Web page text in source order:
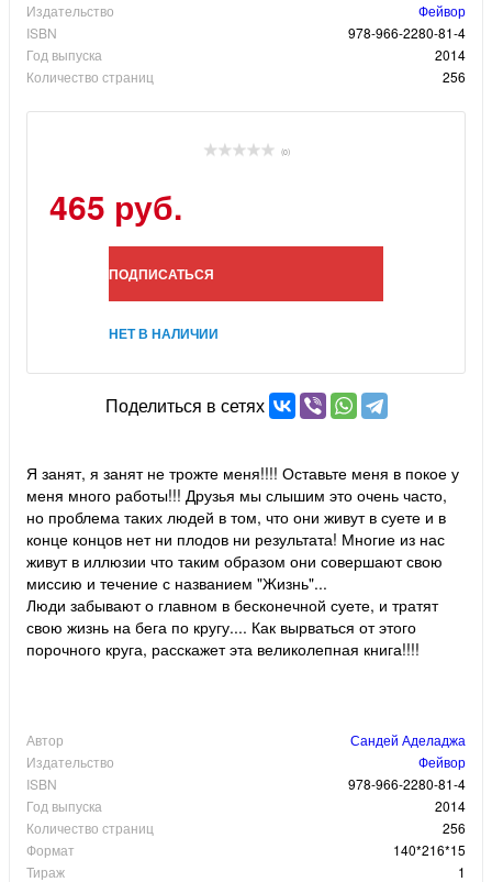
Издательство
Фейвор
ISBN
978-966-2280-81-4
Год выпуска
2014
Количество страниц
256
(0)
465 руб.
ПОДПИСАТЬСЯ
НЕТ В НАЛИЧИИ
Поделиться в сетях
Я занят, я занят не трожте меня!!!! Оставьте меня в покое у
меня много работы!!! Друзья мы слышим это очень часто,
но проблема таких людей в том, что они живут в суете и в
конце концов нет ни плодов ни результата! Многие из нас
живут в иллюзии что таким образом они совершают свою
миссию и течение с названием "Жизнь"...
Люди забывают о главном в бесконечной суете, и тратят
свою жизнь на бега по кругу.... Как вырваться от этого
порочного круга, расскажет эта великолепная книга!!!!
Автор
Сандей Аделаджа
Издательство
Фейвор
ISBN
978-966-2280-81-4
Год выпуска
2014
Количество страниц
256
Формат
140*216*15
Тираж
1